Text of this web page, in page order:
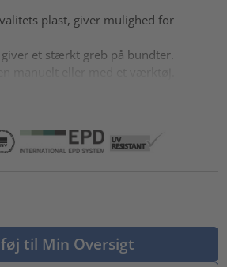
plast, giver mulighed for
et stærkt greb på bundter.
til Min Oversigt